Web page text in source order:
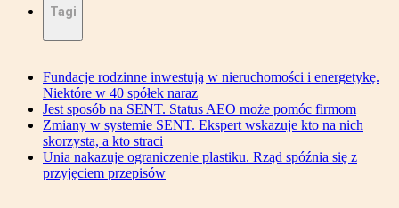
Tagi
Fundacje rodzinne inwestują w nieruchomości i energetykę.
Niektóre w 40 spółek naraz
Jest sposób na SENT. Status AEO może pomóc firmom
Zmiany w systemie SENT. Ekspert wskazuje kto na nich
skorzysta, a kto straci
Unia nakazuje ograniczenie plastiku. Rząd spóźnia się z
przyjęciem przepisów